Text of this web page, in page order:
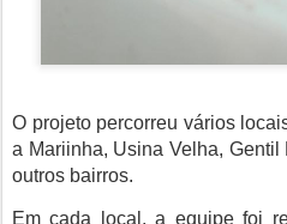
O projeto percorreu vários
a Mariinha, Usina Velha,
outros bairros.
Em cada local, a equipe foi